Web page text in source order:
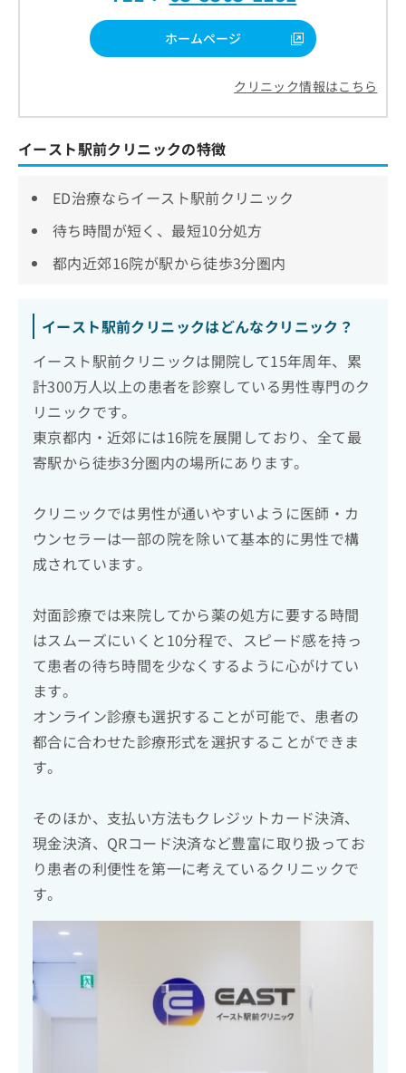
ホームページ
クリニック情報はこちら
イースト駅前クリニックの特徴
ED治療ならイースト駅前クリニック
待ち時間が短く、最短10分処方
都内近郊16院が駅から徒歩3分圏内
イースト駅前クリニックはどんなクリニック？
イースト駅前クリニックは開院して15年周年、累
計300万人以上の患者を診察している男性専門のク
リニックです。
東京都内・近郊には16院を展開しており、全て最
寄駅から徒歩3分圏内の場所にあります。
クリニックでは男性が通いやすいように医師・カ
ウンセラーは一部の院を除いて基本的に男性で構
成されています。
対面診療では来院してから薬の処方に要する時間
はスムーズにいくと10分程で、スピード感を持っ
て患者の待ち時間を少なくするように心がけてい
ます。
オンライン診療も選択することが可能で、患者の
都合に合わせた診療形式を選択することができま
す。
そのほか、支払い方法もクレジットカード決済、
現金決済、QRコード決済など豊富に取り扱ってお
り患者の利便性を第一に考えているクリニックで
す。